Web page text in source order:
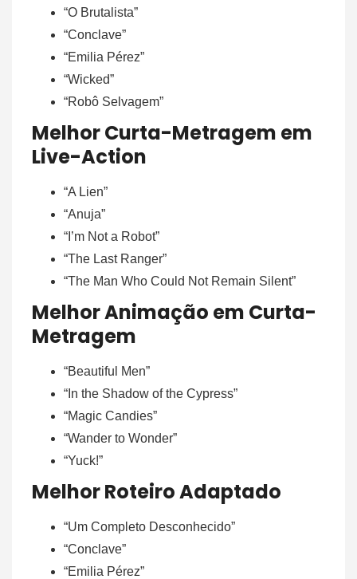
“O Brutalista”
“Conclave”
“Emilia Pérez”
“Wicked”
“Robô Selvagem”
Melhor Curta-Metragem em
Live-Action
“A Lien”
“Anuja”
“I’m Not a Robot”
“The Last Ranger”
“The Man Who Could Not Remain Silent”
Melhor Animação em Curta-
Metragem
“Beautiful Men”
“In the Shadow of the Cypress”
“Magic Candies”
“Wander to Wonder”
“Yuck!”
Melhor Roteiro Adaptado
“Um Completo Desconhecido”
“Conclave”
“Emilia Pérez”